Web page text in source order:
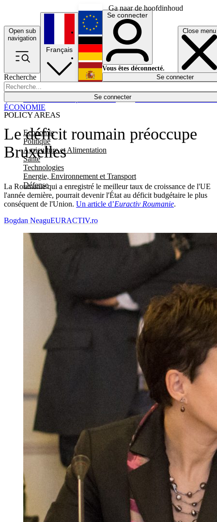
Ga naar de hoofdinhoud
Open sub
navigation
Close menu
Recherche
Se connecter
POLICY AREAS
Economie
Politique
Agriculture et Alimentation
Santé
Technologies
Energie, Environnement et Transport
Défense
Économie
Français
English
Deutsch
Español
Se connecter
Vous êtes déconnecté.
Se connecter
Le déficit roumain préoccupe
Bruxelles
La Roumanie qui a enregistré le meilleur taux de croissance de l'UE
l'année dernière, pourrait devenir l'État au déficit budgétaire le plus
conséquent de l'Union. Un article d’Euractiv Roumanie.
ÉCONOMIE
Bogdan NeaguEURACTIV.ro